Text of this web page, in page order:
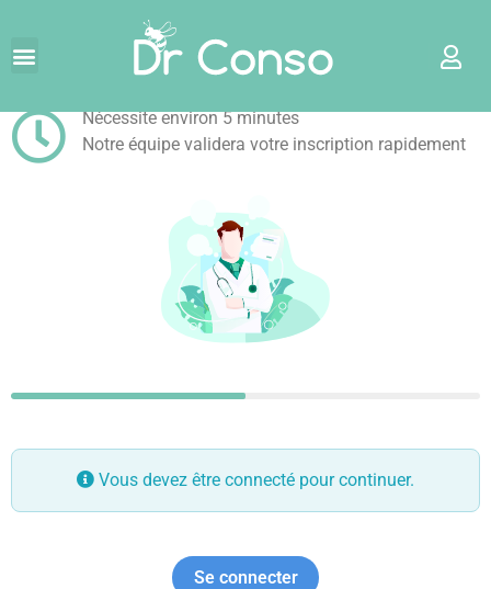
Je rejoins Docteur Conso
!
Nécessite environ 5 minutes
Notre équipe validera votre inscription rapidement
Vous devez être connecté pour continuer.
Se connecter